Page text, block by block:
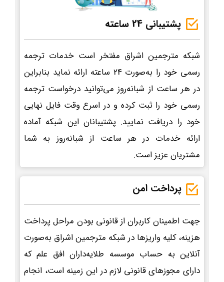
پشتیبانی 24 ساعته
شبکه مترجمین اشراق مفتخر است خدمات ترجمه
رسمی خود را به‌صورت 24 ساعته ارائه نماید بنابراین
در هر ساعت از شبانه‌روز می‌توانید درخواست ترجمه
رسمی خود را ثبت کرده و در اسرع وقت فایل نهایی
خود را دریافت نمایید. پشتیبانان این شبکه آماده
ارائه خدمات در هر ساعت از شبانه‌روز به شما
مشتریان عزیز است.
پرداخت امن
جهت اطمینان کاربران از قانونی بودن مراحل پرداخت
هزینه، کلیه واریزها در شبکه مترجمین اشراق به‌صورت
آنلاین به حساب موسسه طلایه‌داران افق علم که
دارای مجوزهای قانونی لازم در این زمینه است، انجام